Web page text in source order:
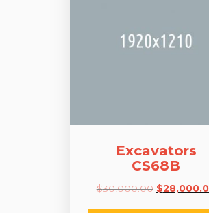
Excavators
CS68B
$30,000.00 Il
$